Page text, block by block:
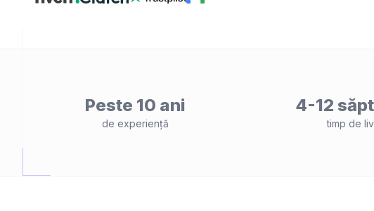
Peste 10 ani
de experiență
4-12
timp de